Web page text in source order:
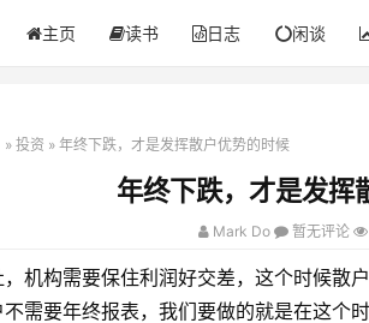
主页 读书 日志 闲谈
» 投资 » 年终下跌，才是发挥散户优势的时候
年终下跌，才是发挥
Mark Do 暂无评论
机构需要保住利润好交差，这个时候散
不需要年终报表，我们要做的就是在这个